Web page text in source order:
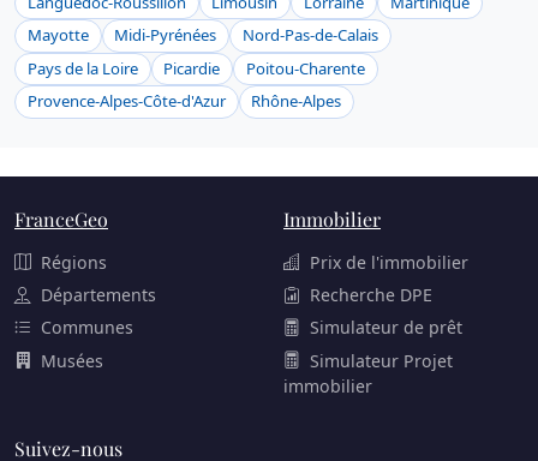
Mayotte
Midi-Pyrénées
Nord-Pas-de-Calais
Pays de la Loire
Picardie
Poitou-Charente
Provence-Alpes-Côte-d'Azur
Rhône-Alpes
FranceGeo
Régions
Départements
Communes
Musées
Immobilier
Prix de l'immobilier
Recherche DPE
Simulateur de prêt
Simulateur Projet
immobilier
Suivez-nous